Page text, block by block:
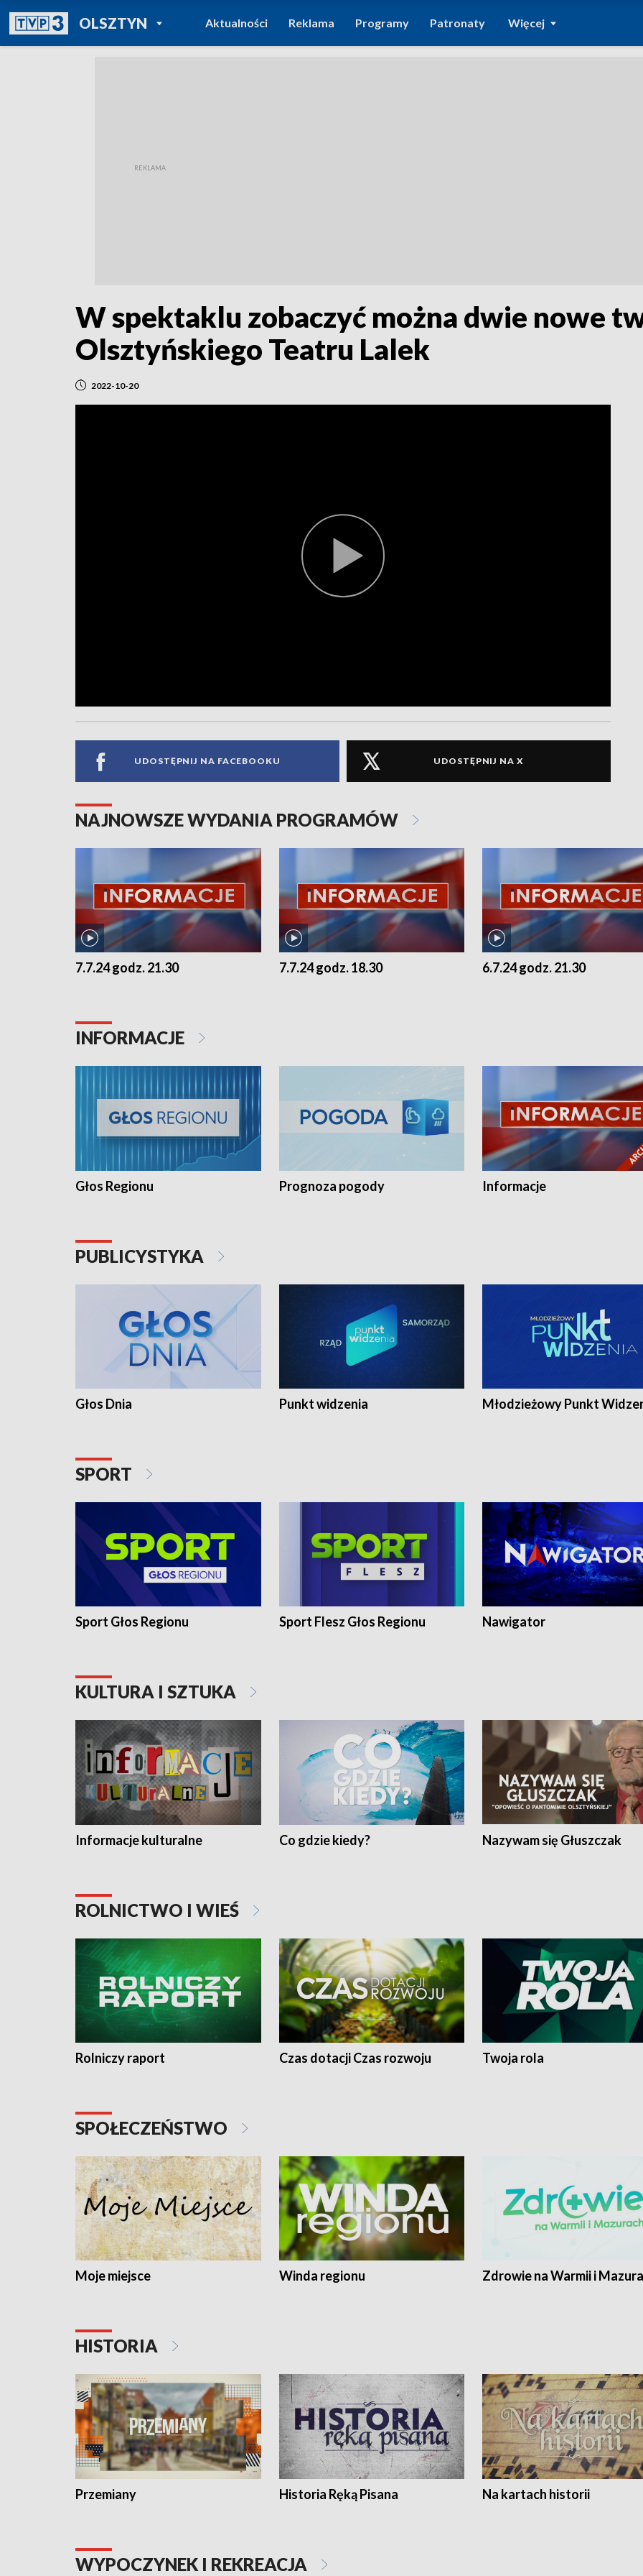
OLSZTYNPOWRÓT DO
TVP REGIONY
Aktualności Reklama Programy Patronaty Więcej
W spektaklu zobaczyć można dwie nowe
Olsztyńskiego Teatru Lalek
2022-10-20
UDOSTĘPNIJ NA FACEBOOKU UDOSTĘPNIJ NA X
NAJNOWSZE WYDANIA PROGRAMÓW
7.7.24 godz. 21.30 7.7.24 godz. 18.30 6.7.24 godz. 21.30
INFORMACJE
Głos Regionu Prognoza pogody Informacje
PUBLICYSTYKA
Głos Dnia Punkt widzenia Młodzieżowy Punkt
SPORT
Sport Głos Regionu Sport Flesz Głos Regionu Nawigator
KULTURA I SZTUKA
Informacje kulturalne Co gdzie kiedy? Nazywam się Głuszczak
ROLNICTWO I WIEŚ
Rolniczy raport Czas dotacji Czas rozwoju Twoja rola
SPOŁECZEŃSTWO
Moje miejsce Winda regionu Zdrowie na Warmii i
HISTORIA
Przemiany Historia Ręką Pisana Na kartach historii
WYPOCZYNEK I REKREACJA